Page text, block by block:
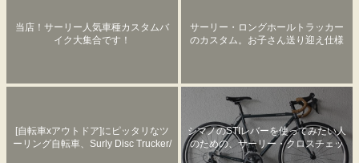
当店！サーリー人気車種カスタムバ
イク大集合です！
サーリー・ロングホールトラッカー
のカスタム。お子さん送り迎え仕様
[自転車xアウトドア]にピッタリなツ
ーリング自転車、Surly Disc Trucker/
シマノのSTIレバーを使ってみたい人
のための、サーリー・クロスチェッ
ク。